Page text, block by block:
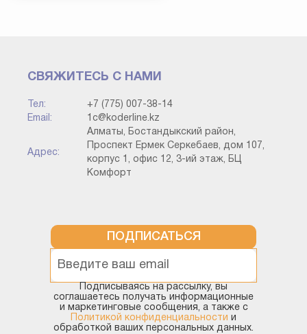
СВЯЖИТЕСЬ С НАМИ
Тел:
+7 (775) 007-38-14
Email:
1c@koderline.kz
Адрес:
Алматы, Бостандыкский район,
Проспект Ермек Серкебаев, дом 107,
корпус 1, офис 12, 3-ий этаж, БЦ
Комфорт
ПОДПИСАТЬСЯ
Подписываясь на рассылку, вы
соглашаетесь получать информационные
и маркетинговые сообщения, а также с
Политикой конфиденциальности и
обработкой ваших персональных данных.